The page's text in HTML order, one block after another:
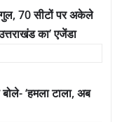
70 सीटों पर अकेले
का’ एजेंडा
बोले- ‘हमला टाला, अब